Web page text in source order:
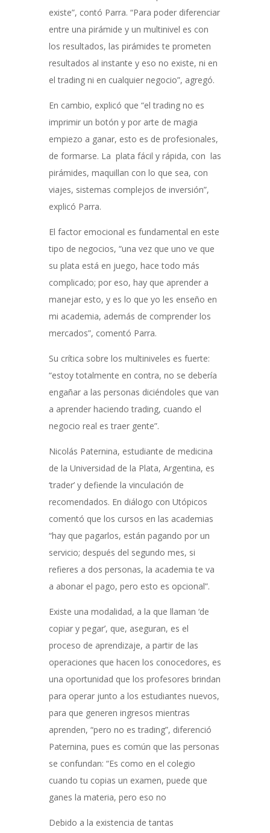
existe”, contó Parra. “Para poder diferenciar
entre una pirámide y un multinivel es con
los resultados, las pirámides te prometen
resultados al instante y eso no existe, ni en
el trading ni en cualquier negocio”, agregó.
En cambio, explicó que “el trading no es
imprimir un botón y por arte de magia
empiezo a ganar, esto es de profesionales,
de formarse. La plata fácil y rápida, con las
pirámides, maquillan con lo que sea, con
viajes, sistemas complejos de inversión”,
explicó Parra.
El factor emocional es fundamental en este
tipo de negocios, “una vez que uno ve que
su plata está en juego, hace todo más
complicado; por eso, hay que aprender a
manejar esto, y es lo que yo les enseño en
mi academia, además de comprender los
mercados”, comentó Parra.
Su crítica sobre los multiniveles es fuerte:
“estoy totalmente en contra, no se debería
engañar a las personas diciéndoles que van
a aprender haciendo trading, cuando el
negocio real es traer gente”.
Nicolás Paternina, estudiante de medicina
de la Universidad de la Plata, Argentina, es
‘trader’ y defiende la vinculación de
recomendados. En diálogo con Utópicos
comentó que los cursos en las academias
“hay que pagarlos, están pagando por un
servicio; después del segundo mes, si
refieres a dos personas, la academia te va
a abonar el pago, pero esto es opcional”.
Existe una modalidad, a la que llaman ‘de
copiar y pegar’, que, aseguran, es el
proceso de aprendizaje, a partir de las
operaciones que hacen los conocedores, es
una oportunidad que los profesores brindan
para operar junto a los estudiantes nuevos,
para que generen ingresos mientras
aprenden, “pero no es trading”, diferenció
Paternina, pues es común que las personas
se confundan: “Es como en el colegio
cuando tu copias un examen, puede que
ganes la materia, pero eso no
Debido a la existencia de tantas